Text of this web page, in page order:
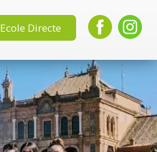
Ecole Directe